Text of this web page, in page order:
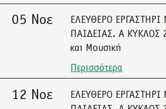
05 Νοε
ΕΛΕΥΘΕΡΟ ΕΡΓΑΣΤΗΡΙ
ΠΑΙΔΕΙΑΣ. A ΚΥΚΛΟΣ
και Μουσική
Περισσότερα
12 Νοε
ΕΛΕΥΘΕΡΟ ΕΡΓΑΣΤΗΡΙ